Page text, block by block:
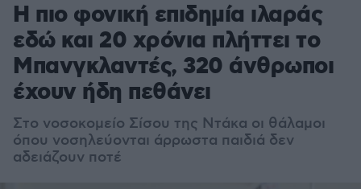
Η πιο φονική επιδημία ιλαράς
εδώ και 20 χρόνια πλήττει το
Μπανγκλαντές, 320 άνθρωποι
έχουν ήδη πεθάνει
Στο νοσοκομείο Σίσου της Ντάκα οι θάλαμοι
όπου νοσηλεύονται άρρωστα παιδιά δεν
αδειάζουν ποτέ